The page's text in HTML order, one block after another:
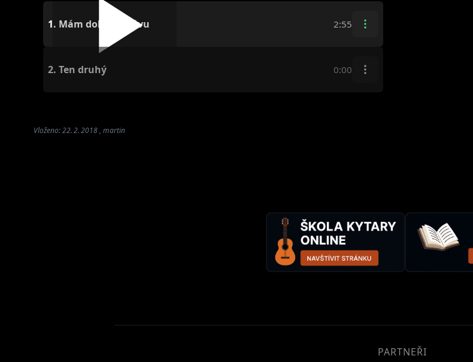
1. Mám dobrú správu 2:55
2. Ten druhý 0:00
Vloženo: 22. 2. 2018 , martin
PARTNEŘI